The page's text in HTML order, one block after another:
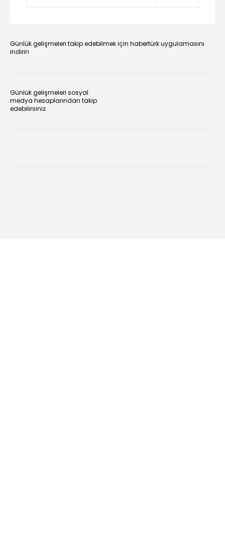
Günlük gelişmeleri takip edebilmek için habertürk uygulamasını
indirin
Günlük gelişmeleri sosyal
medya hesaplarından takip
edebilirsiniz.